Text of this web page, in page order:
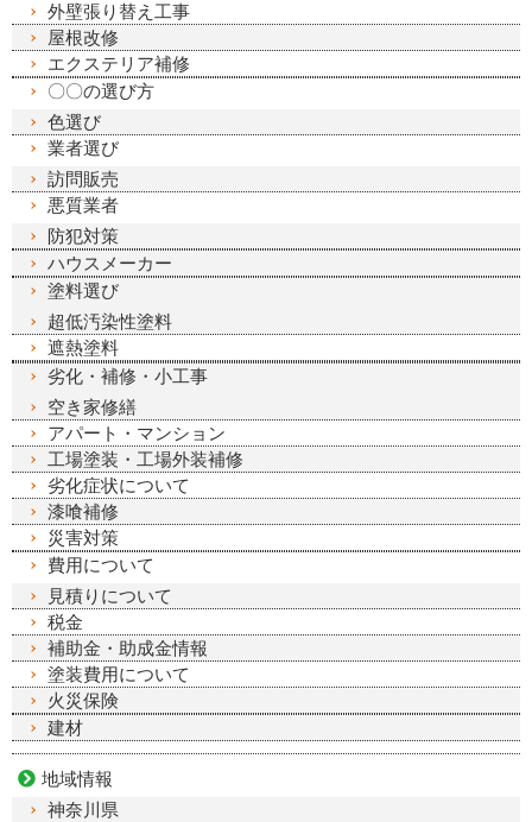
外壁張り替え工事
屋根改修
エクステリア補修
〇〇の選び方
色選び
業者選び
訪問販売
悪質業者
防犯対策
ハウスメーカー
塗料選び
超低汚染性塗料
遮熱塗料
劣化・補修・小工事
空き家修繕
アパート・マンション
工場塗装・工場外装補修
劣化症状について
漆喰補修
災害対策
費用について
見積りについて
税金
補助金・助成金情報
塗装費用について
火災保険
建材
地域情報
神奈川県